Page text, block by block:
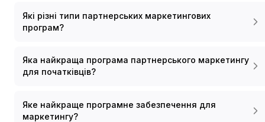
Які різні типи партнерських маркетингових
програм?
Яка найкраща програма партнерського маркетингу
для початківців?
Яке найкраще програмне забезпечення для
маркетингу?